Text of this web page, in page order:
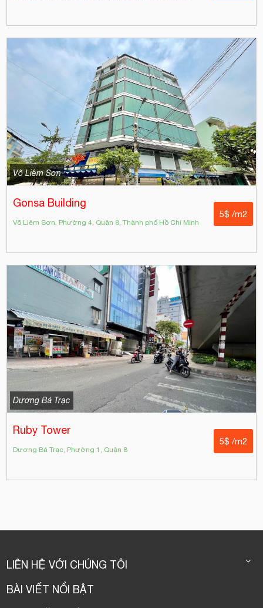
Võ Liêm Sơn
Gonsa Building
Võ Liêm Sơn, Phường 4, Quận 8, Thành phố Hồ Chí Minh
5$ /m2
Dương Bá Trạc
Ruby Tower
Dương Bá Trạc, Phường 1, Quận 8
5$ /m2
LIÊN HỆ VỚI CHÚNG TÔI
BÀI VIẾT NỔI BẬT